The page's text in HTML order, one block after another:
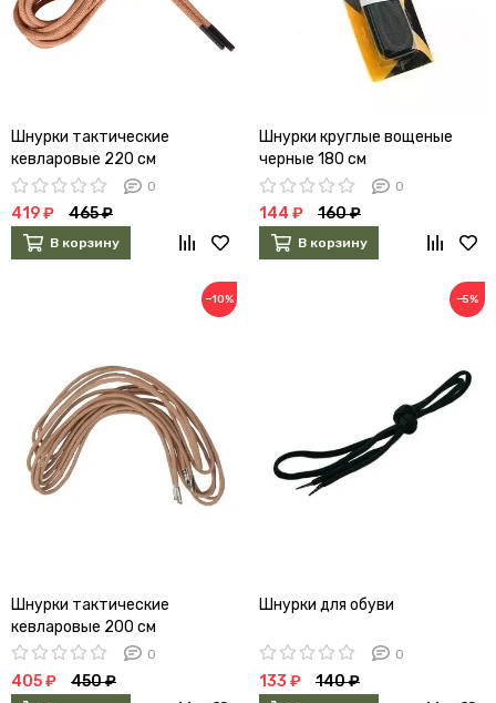
Шнурки тактические
кевларовые 220 см
(бежевые)
0
419 ₽ 465 ₽
В корзину
Шнурки круглые вощеные
черные 180 см
0
144 ₽ 160 ₽
В корзину
−10%
Шнурки тактические
кевларовые 200 см
(бежевые)
0
405 ₽ 450 ₽
−5%
Шнурки для обуви
0
133 ₽ 140 ₽